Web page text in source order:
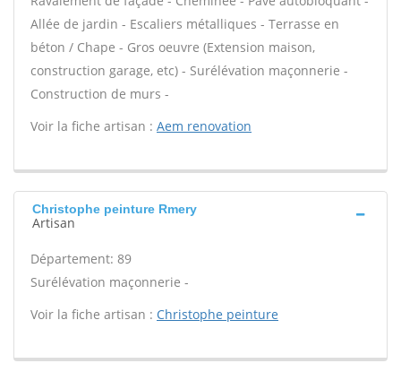
Allée de jardin - Escaliers métalliques - Terrasse en
béton / Chape - Gros oeuvre (Extension maison,
construction garage, etc) - Surélévation maçonnerie -
Construction de murs -
Voir la fiche artisan : Aem renovation
Christophe peinture Rmery
Artisan
Département: 89
Surélévation maçonnerie -
Voir la fiche artisan : Christophe peinture